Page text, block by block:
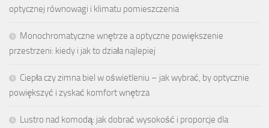
optycznej równowagi i klimatu pomieszczenia
Monochromatyczne wnętrze a optyczne powiększenie
przestrzeni: kiedy i jak to działa najlepiej
Ciepła czy zimna biel w oświetleniu – jak wybrać, by optycznie
powiększyć i zyskać komfort wnętrza
Lustro nad komodą: jak dobrać wysokość i proporcje dla